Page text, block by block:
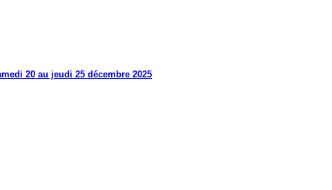
20 au jeudi 25 décembre 2025